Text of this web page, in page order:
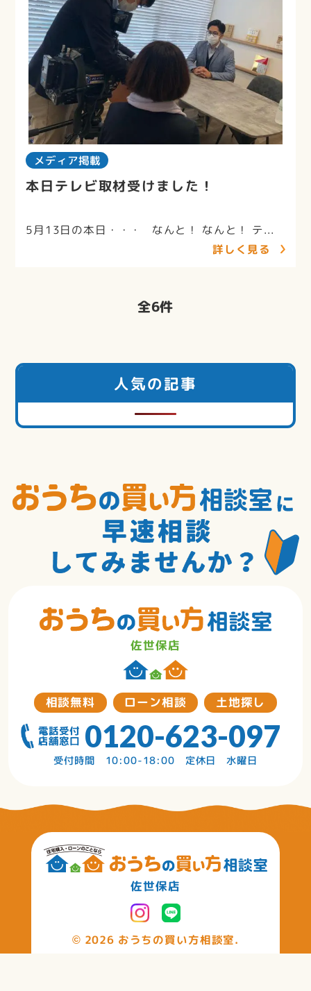
メディア掲載
本日テレビ取材受けました！
5月13日の本日・・・ なんと！ なんと！ テ...
詳しく見る
全6件
人気の記事
佐世保店
相談無料 ローン相談 土地探し
0120-623-097
受付時間 10:00-18:00 定休日 水曜日
佐世保店
© 2026 おうちの買い方相談室.